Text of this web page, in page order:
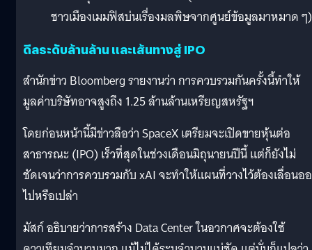
ชาวเมืองเมมฟิสบ่นเรื่องมลพิษจากศูนย์ข้อมูลมาหมาด ๆ)
ดีลระดับล้านล้าน และเส้นทางสู่ IPO
สำนักข่าว Bloomberg รายงานว่า การควบรวมกันครั้งนี้ทำให้
มูลค่าบริษัทอาจสูงถึง 1.25 ล้านล้านเหรียญสหรัฐฯ
โดยก่อนหน้านี้มีข่าวลือว่า SpaceX เตรียมจะเปิดขายหุ้นต่อ
สาธารณะ (IPO) เร็วที่สุดในช่วงเดือนมิถุนายนปีนี้ แต่ก็ยังไม่
ชัดเจนว่าการควบรวมกับ xAI จะทำให้แผนที่วางไว้ต้องเลื่อนอ
ไปหรือเปล่า
มัสก์ อธิบายว่าการสร้าง Data Center ในอวกาศจะต้องใช้